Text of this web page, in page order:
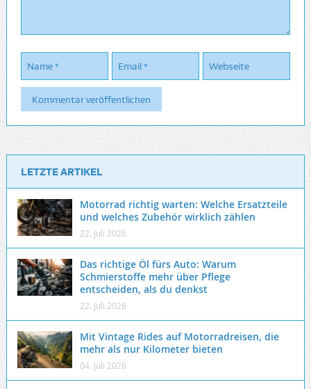
LETZTE ARTIKEL
Motorrad richtig warten: Welche Ersatzteile
und welches Zubehör wirklich zählen
22. Juli 2026
Das richtige Öl fürs Auto: Warum
Schmierstoffe mehr über Pflege
entscheiden, als du denkst
22. Juli 2026
Mit Vintage Rides auf Motorradreisen, die
mehr als nur Kilometer bieten
04. Juli 2026